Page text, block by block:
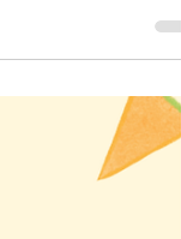
demonstrează că
prinde viață
animalele, adoră să
într-o bună zi, să
în regulă.